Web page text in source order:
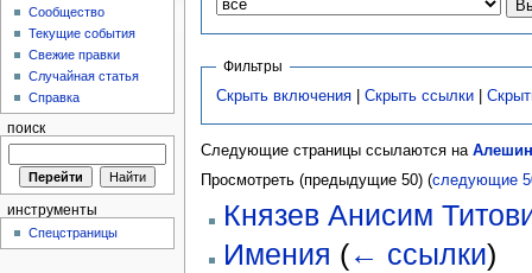
Фильтры
Скрыть включения |Скрыть ссылки |
Следующие страницы ссылаются на
Просмотреть (предыдущие 50) (следующие
Князев Анисим
Имения (← ссылки)
Сообщество
Текущие события
Свежие правки
Случайная статья
Справка
поиск
инструменты
Спецстраницы